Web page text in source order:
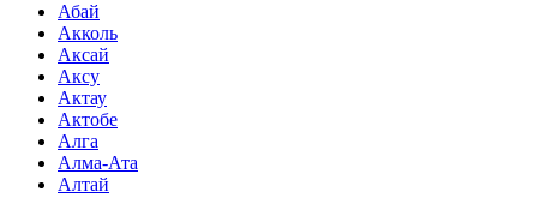
Абай
Акколь
Аксай
Аксу
Актау
Актобе
Алга
Алма-Ата
Алтай